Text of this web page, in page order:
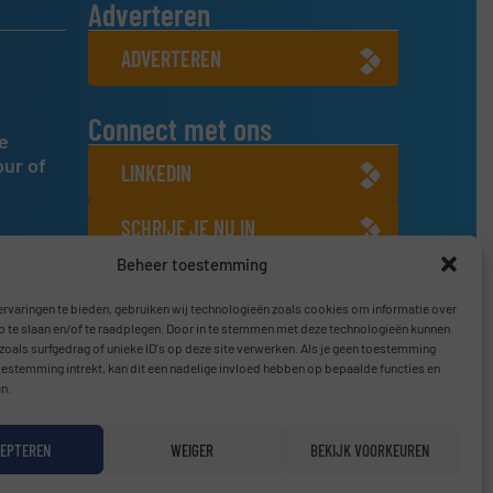
Beheer toestemming
te bieden, gebruiken wij technologieën zoals cookies om informatie over
te slaan en/of te raadplegen. Door in te stemmen met deze technologieën kunnen
surfgedrag of unieke ID's op deze site verwerken. Als je geen toestemming
intrekt, kan dit een nadelige invloed hebben op bepaalde functies en
WEIGER BEKIJK VOORKEUREN
of
Adverteren
ADVERTEREN
Connect met ons
LINKEDIN
SCHRIJF JE NU IN